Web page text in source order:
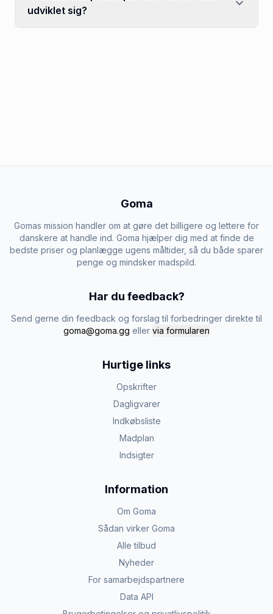
udviklet sig?
Goma
Gomas mission handler om at gøre det billigere og lettere for
danskere at handle ind. Goma hjælper dig med at finde de
bedste priser og planlægge ugens måltider, så du både sparer
penge og mindsker madspild.
Har du feedback?
Send gerne din feedback og forslag til forbedringer direkte til
goma@goma.gg eller via formularen
Hurtige links
Opskrifter
Dagligvarer
Indkøbsliste
Madplan
Indsigter
Information
Om Goma
Sådan virker Goma
Alle tilbud
Nyheder
For samarbejdspartnere
Data API